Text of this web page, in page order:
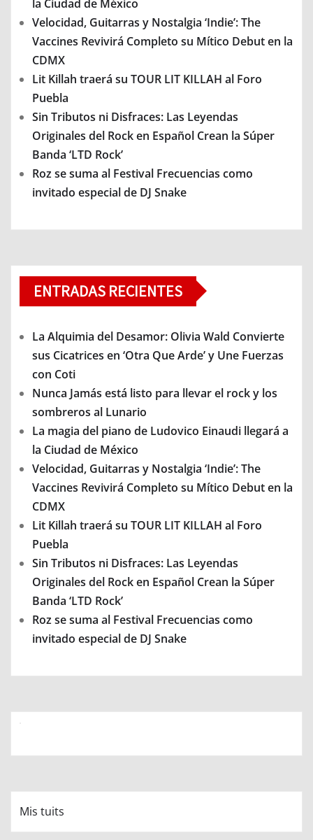
la Ciudad de México
Velocidad, Guitarras y Nostalgia ‘Indie’: The
Vaccines Revivirá Completo su Mítico Debut en la
CDMX
Lit Killah traerá su TOUR LIT KILLAH al Foro
Puebla
Sin Tributos ni Disfraces: Las Leyendas
Originales del Rock en Español Crean la Súper
Banda ‘LTD Rock’
Roz se suma al Festival Frecuencias como
invitado especial de DJ Snake
ENTRADAS RECIENTES
La Alquimia del Desamor: Olivia Wald Convierte
sus Cicatrices en ‘Otra Que Arde’ y Une Fuerzas
con Coti
Nunca Jamás está listo para llevar el rock y los
sombreros al Lunario
La magia del piano de Ludovico Einaudi llegará a
la Ciudad de México
Velocidad, Guitarras y Nostalgia ‘Indie’: The
Vaccines Revivirá Completo su Mítico Debut en la
CDMX
Lit Killah traerá su TOUR LIT KILLAH al Foro
Puebla
Sin Tributos ni Disfraces: Las Leyendas
Originales del Rock en Español Crean la Súper
Banda ‘LTD Rock’
Roz se suma al Festival Frecuencias como
invitado especial de DJ Snake
Mis tuits